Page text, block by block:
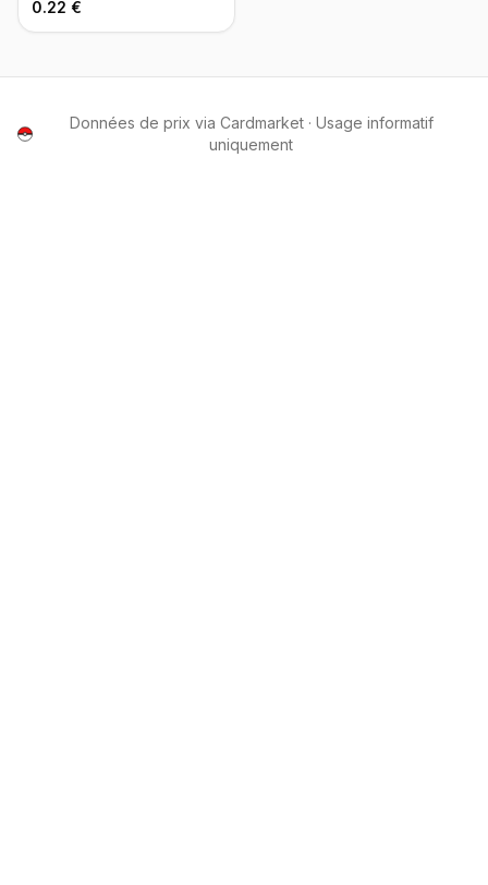
0.22 €
Données de prix via Cardmarket · Usage informatif
uniquement